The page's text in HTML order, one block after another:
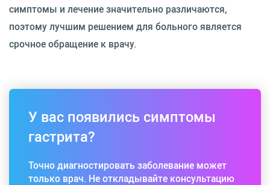
симптомы и лечение значительно различаются,
поэтому лучшим решением для больного является
срочное обращение к врачу.
У вас появились симптомы
гастрита?
Точно диагностировать заболевание может
только врач. Не откладывайте консультацию